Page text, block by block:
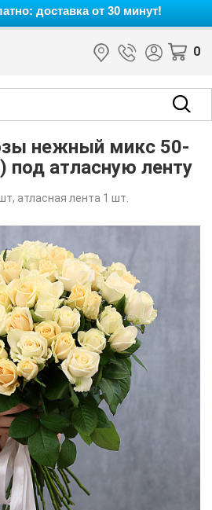
доставка от 30 минут!
0
нежный микс 50-
под атласную ленту
атласная лента 1 шт.